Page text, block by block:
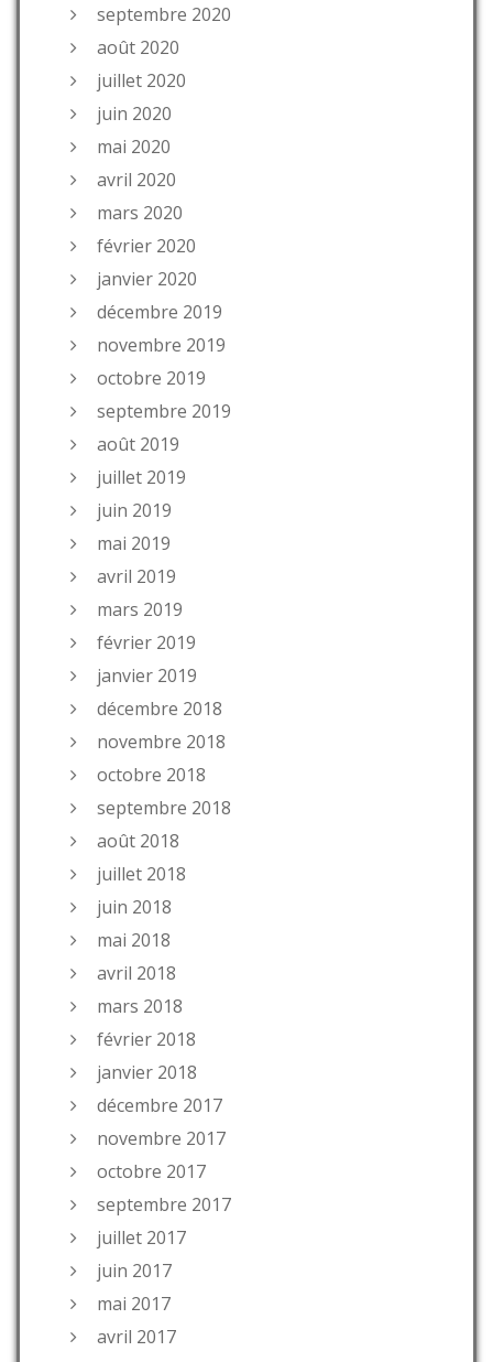
septembre 2020
août 2020
juillet 2020
juin 2020
mai 2020
avril 2020
mars 2020
février 2020
janvier 2020
décembre 2019
novembre 2019
octobre 2019
septembre 2019
août 2019
juillet 2019
juin 2019
mai 2019
avril 2019
mars 2019
février 2019
janvier 2019
décembre 2018
novembre 2018
octobre 2018
septembre 2018
août 2018
juillet 2018
juin 2018
mai 2018
avril 2018
mars 2018
février 2018
janvier 2018
décembre 2017
novembre 2017
octobre 2017
septembre 2017
juillet 2017
juin 2017
mai 2017
avril 2017